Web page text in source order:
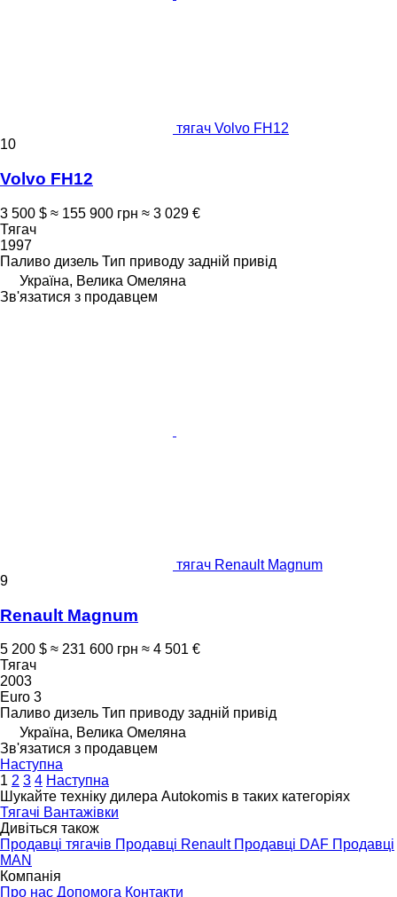
тягач Volvo FH12
10
Volvo FH12
3 500 $ ≈ 155 900 грн ≈ 3 029 €
Тягач
1997
Паливо дизель Тип приводу задній привід
Україна, Велика Омеляна
Зв'язатися з продавцем
тягач Renault Magnum
9
Renault Magnum
5 200 $ ≈ 231 600 грн ≈ 4 501 €
Тягач
2003
Euro 3
Паливо дизель Тип приводу задній привід
Україна, Велика Омеляна
Зв'язатися з продавцем
Наступна
1 2 3 4 Наступна
Шукайте техніку дилера Autokomis в таких категоріях
Тягачі Вантажівки
Дивіться також
Продавці тягачів Продавці Renault Продавці DAF Продавці
MAN
Компанія
Про нас Допомога Контакти